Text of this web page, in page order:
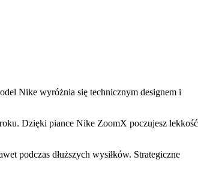
Nike wyróżnia się technicznym designem i
Dzięki piance Nike ZoomX poczujesz lekkość
podczas dłuższych wysiłków. Strategiczne